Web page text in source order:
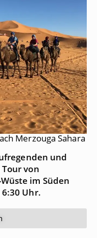
Merzouga Sahara
und
von
im Süden
Uhr.